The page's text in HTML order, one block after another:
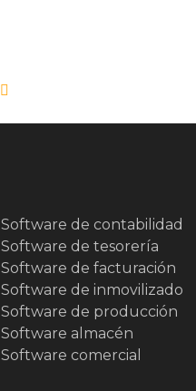
Software de contabilidad
Software de tesorería
Software de facturación
Software de inmovilizado
Software de producción
Software almacén
Software comercial